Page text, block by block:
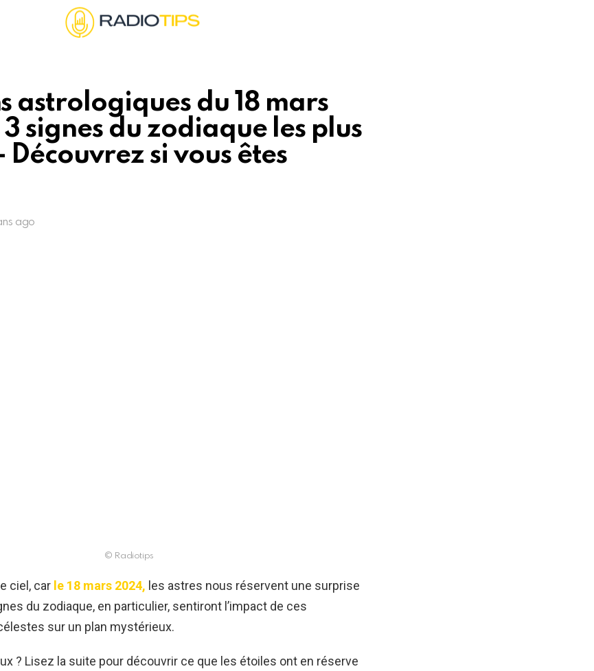
astrologiques du 18 mars
signes du zodiaque les plus
Découvrez si vous êtes
ago
© Radiotips
ciel, car le 18 mars 2024, les astres nous réservent une surprise
du zodiaque, en particulier, sentiront l’impact de ces
sur un plan mystérieux.
? Lisez la suite pour découvrir ce que les étoiles ont en réserve